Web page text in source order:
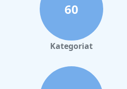
60
Kategoriat